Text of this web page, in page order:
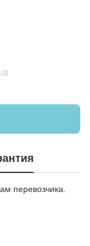
перевозчика.